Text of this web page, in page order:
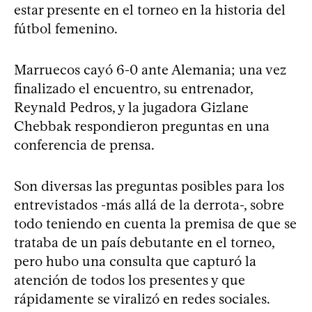
estar presente en el torneo en la historia del
fútbol femenino.
Marruecos cayó 6-0 ante Alemania; una vez
finalizado el encuentro, su entrenador,
Reynald Pedros, y la jugadora Gizlane
Chebbak respondieron preguntas en una
conferencia de prensa.
Son diversas las preguntas posibles para los
entrevistados -más allá de la derrota-, sobre
todo teniendo en cuenta la premisa de que se
trataba de un país debutante en el torneo,
pero hubo una consulta que capturó la
atención de todos los presentes y que
rápidamente se viralizó en redes sociales.